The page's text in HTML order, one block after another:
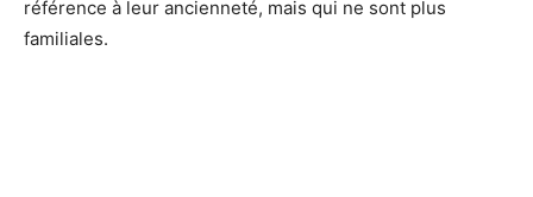
référence à leur ancienneté, mais qui ne sont plus
familiales.